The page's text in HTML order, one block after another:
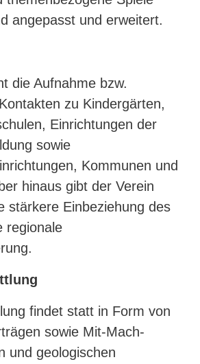
angepasst und erweitert.
die Aufnahme bzw.
zu Kindergärten,
Einrichtungen der
sowie
Kommunen und
hinaus gibt der Verein
stärkere Einbeziehung des
regionale
findet statt in Form von
sowie Mit-Mach-
und geologischen